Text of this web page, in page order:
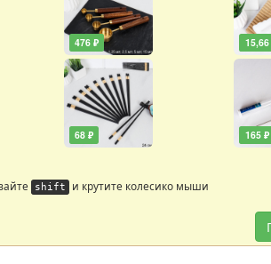
476 ₽
68 ₽
15,66
165 ₽
shift и крутите колесико мыши